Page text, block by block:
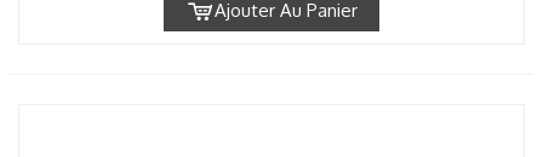
Ajouter Au Panier